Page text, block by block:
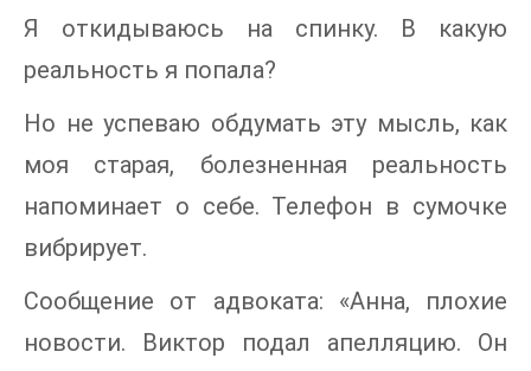
Я откидываюсь на спинку. В какую
реальность я попала?
Но не успеваю обдумать эту мысль, как
моя старая, болезненная реальность
напоминает о себе. Телефон в сумочке
вибрирует.
Сообщение от адвоката: «Анна, плохие
новости. Виктор подал апелляцию. Он